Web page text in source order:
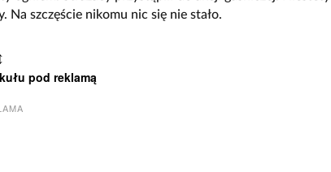
Na szczęście nikomu nic się nie stało.
pod reklamą